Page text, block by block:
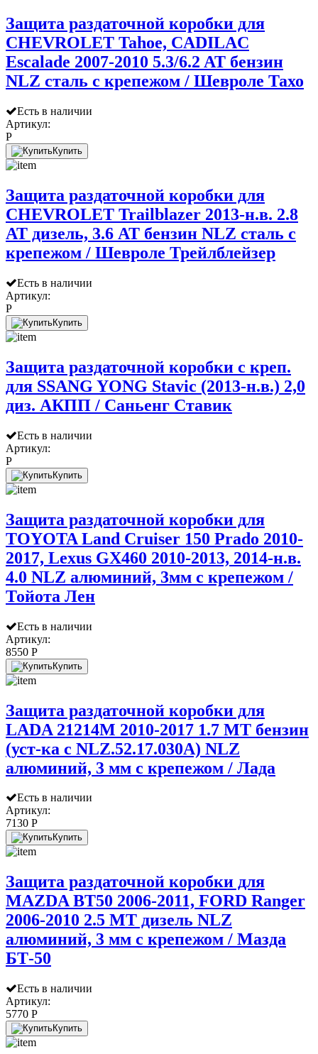
Защита раздаточной коробки для
CHEVROLET Tahoe, CADILAC
Escalade 2007-2010 5.3/6.2 AT бензин
NLZ сталь с крепежом / Шевроле Тахо
Есть в наличии
Артикул:
P
Купить
Защита раздаточной коробки для
CНEVROLET Trailblazer 2013-н.в. 2.8
AT дизель, 3.6 AT бензин NLZ сталь с
крепежом / Шевроле Трейлблейзер
Есть в наличии
Артикул:
P
Купить
Защита раздаточной коробки с креп.
для SSANG YONG Stavic (2013-н.в.) 2,0
диз. АКПП / Саньенг Ставик
Есть в наличии
Артикул:
P
Купить
Защита раздаточной коробки для
TOYOTA Land Cruiser 150 Prado 2010-
2017, Lexus GX460 2010-2013, 2014-н.в.
4.0 NLZ алюминий, 3мм с крепежом /
Тойота Лен
Есть в наличии
Артикул:
8550 P
Купить
Защита раздаточной коробки для
LADA 21214M 2010-2017 1.7 МТ бензин
(уст-ка с NLZ.52.17.030A) NLZ
алюминий, 3 мм с крепежом / Лада
Есть в наличии
Артикул:
7130 P
Купить
Защита раздаточной коробки для
MAZDA BT50 2006-2011, FORD Ranger
2006-2010 2.5 МТ дизель NLZ
алюминий, 3 мм с крепежом / Мазда
БТ-50
Есть в наличии
Артикул:
5770 P
Купить